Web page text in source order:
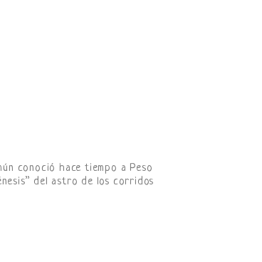
conoció hace tiempo a Peso
del astro de los corridos